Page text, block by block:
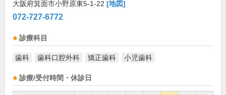
大阪府箕面市小野原東5-1-22 [地図]
072-727-6772
診療科目
歯科 歯科口腔外科 矯正歯科 小児歯科
診療/受付時間・休診日